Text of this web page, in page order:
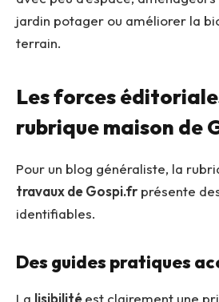
jardin potager ou améliorer la
terrain.
Les forces
rubrique maison de
Pour un blog généraliste, la
travaux de Gospi.fr présente
identifiables.
Des guides pratiques
La lisibilitéest clairement une